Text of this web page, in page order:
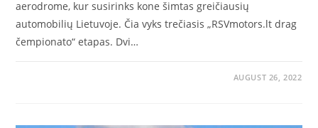
aerodrome, kur susirinks kone šimtas greičiausių
automobilių Lietuvoje. Čia vyks trečiasis „RSVmotors.lt drag
čempionato“ etapas. Dvi…
AUGUST 26, 2022